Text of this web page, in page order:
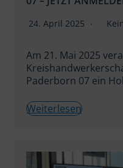
24. April 2025
Am 21. Mai 2025
Paderborn 07 ein
Weiterlesen